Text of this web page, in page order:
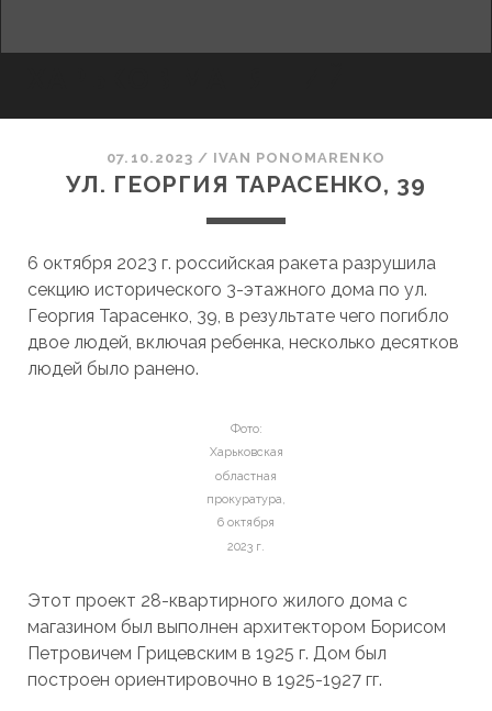
07.10.2023 / ІVAN PONOMARENKO
УЛ. ГЕОРГИЯ ТАРАСЕНКО, 39
6 октября 2023 г. российская ракета разрушила
секцию исторического 3-этажного дома по ул.
Георгия Тарасенко, 39, в результате чего погибло
двое людей, включая ребенка, несколько десятков
людей было ранено.
Фото:
Харьковская
областная
прокуратура,
6 октября
2023 г.
Этот проект 28-квартирного жилого дома с
магазином был выполнен архитектором Борисом
Петровичем Грицевским в 1925 г. Дом был
построен ориентировочно в 1925-1927 гг.